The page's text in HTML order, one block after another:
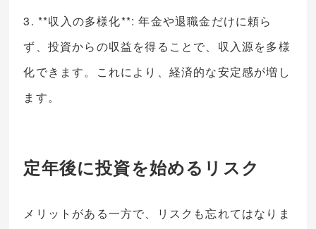
3. **収入の多様化**: 年金や退職金だけに頼ら
ず、投資からの収益を得ることで、収入源を多様
化できます。これにより、経済的な安定感が増し
ます。
定年後に投資を始めるリスク
メリットがある一方で、リスクも忘れてはなりま